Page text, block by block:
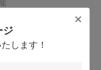
ジ
します！